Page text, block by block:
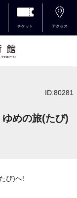
チケット アクセス
ID:80281
めの旅(たび)
び)へ!